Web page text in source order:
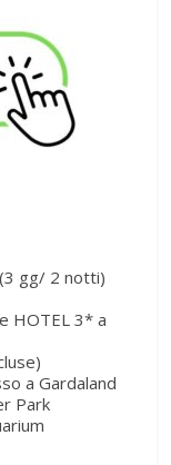
gg/ 2 notti)
HOTEL 3* a
a Gardaland
Park